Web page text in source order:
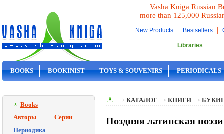
Vasha Kniga Russian
more than 125,000
New Products | Bestsellers |
Libraries
BOOKS BOOKINIST TOYS & SOUVENIRS PERIODICALS
Books
Авторы
Серии
Периодика
КАТАЛОГ КНИГИ
Поздняя латинская